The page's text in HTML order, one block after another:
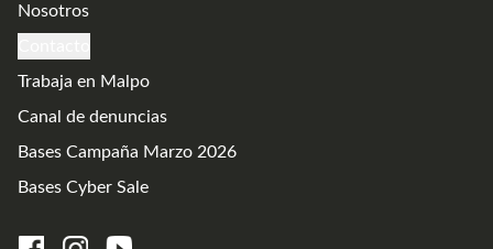
Nosotros
Trabaja en Malpo
Canal de denuncias
Bases Campaña Marzo 2026
Bases Cyber Sale